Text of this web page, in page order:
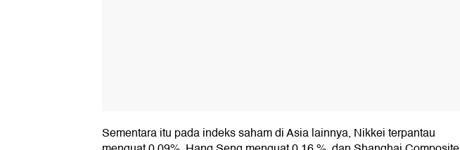
Sementara itu pada indeks saham di Asia lainnya, Nikkei terpantau